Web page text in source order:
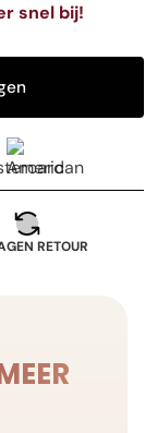
snel bij!
RETOUR